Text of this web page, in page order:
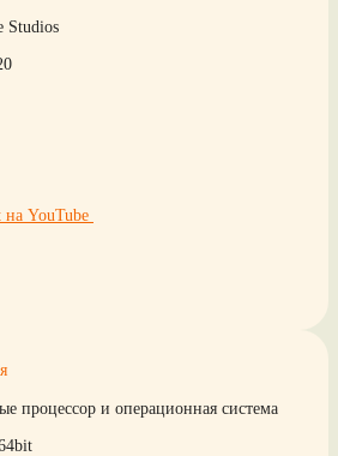
Studios
на YouTube
процессор и операционная система